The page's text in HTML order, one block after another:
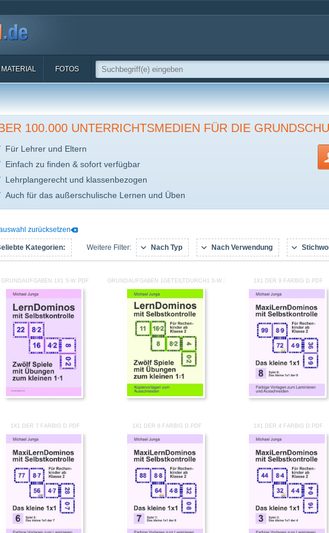
MATERIAL FOTOS
100.000 UNTERRICHTSMEDIEN FÜR DIE
Für Lehrer und Eltern
Einfach zu finden & sofort verfügbar
Lehrplangerecht und klassenbezogen
Auch für das außerschulische Lernen und Üben
zurücksetzen
Kategorien: Weitere Filter: Nach Typ Nach Verwendung
GRUNDAUFGABEN 1X1 S-W.PDF GRUNDAUFGABEN 1GETEILTDURCH1 S-W.PDF 1X1 DER 9 FARBIG D.PDF
1X1 DER 7 FARBIG D.PDF 1X1 DER 8 FARBIG D.PDF 1X1 DER 4 FARBIG D.PDF